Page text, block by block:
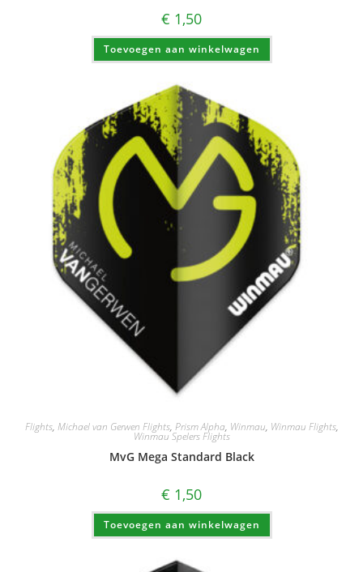
€ 1,50
Toevoegen aan winkelwagen
Flights, Michael van Gerwen Flights, Prism Alpha, Winmau, Winmau Flights,
Winmau Spelers Flights
MvG Mega Standard Black
€ 1,50
Toevoegen aan winkelwagen